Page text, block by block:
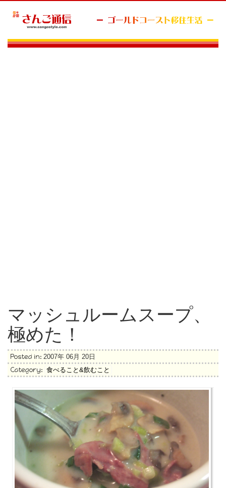
マッシュルームスープ、
極めた！
Posted in: 2007年 06月 20日
Category: 食べること&飲むこと